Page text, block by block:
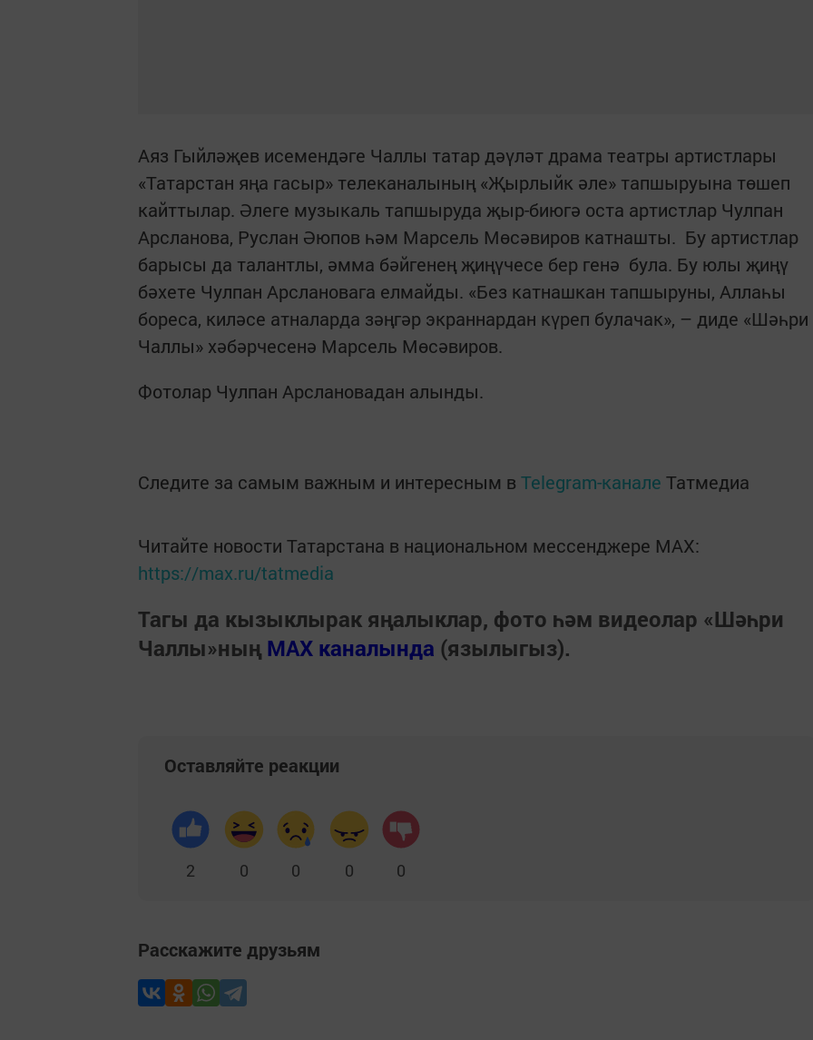
Аяз Гыйләҗев исемендәге Чаллы татар дәүләт драма театры артистлары
«Татарстан яңа гасыр» телеканалының «Җырлыйк әле» тапшыруына төшеп
кайттылар. Әлеге музыкаль тапшыруда җыр-биюгә оста артистлар Чулпан
Арсланова, Руслан Әюпов һәм Марсель Мөсәвиров катнашты. Бу артистлар
барысы да талантлы, әмма бәйгенең җиңүчесе бер генә була. Бу юлы җиңү
бәхете Чулпан Арслановага елмайды. «Без катнашкан тапшыруны, Аллаһы
бореса, киләсе атналарда зәңгәр экраннардан күреп булачак», – диде «Шәһри
Чаллы» хәбәрчесенә Марсель Мөсәвиров.
Фотолар Чулпан Арслановадан алынды.
Следите за самым важным и интересным в Telegram-канале Татмедиа
Читайте новости Татарстана в национальном мессенджере MАХ:
https://max.ru/tatmedia
Тагы да кызыклырак яңалыклар, фото һәм видеолар «Шәһри
Чаллы»ның MAX каналында (язылыгыз).
Оставляйте реакции
2 0 0 0 0
Расскажите друзьям